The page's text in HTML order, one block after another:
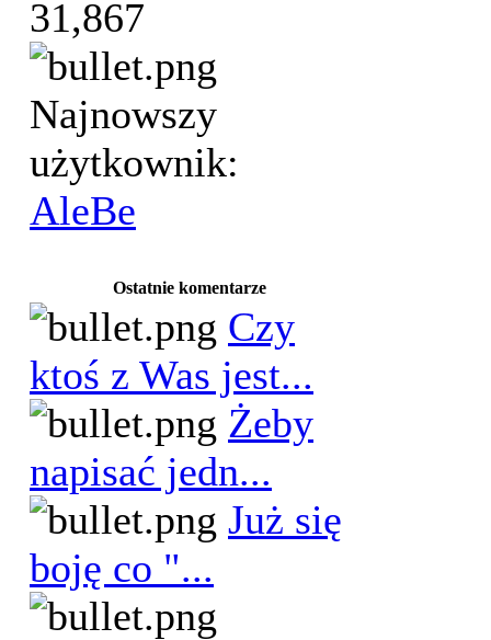
31,867
Najnowszy
użytkownik:
AleBe
Ostatnie komentarze
Czy
ktoś z Was jest...
Żeby
napisać jedn...
Już się
boję co "...